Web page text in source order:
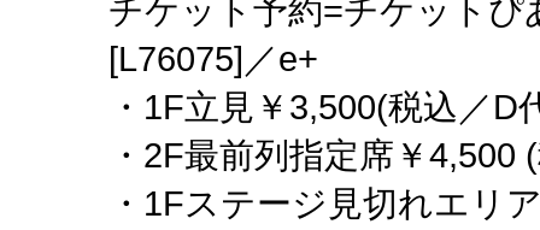
チケット予約=チケットぴ
[L76075]／e+
・1F立見￥3,500(税込／D
・2F最前列指定席￥4,500
・1Fステージ見切れエリ